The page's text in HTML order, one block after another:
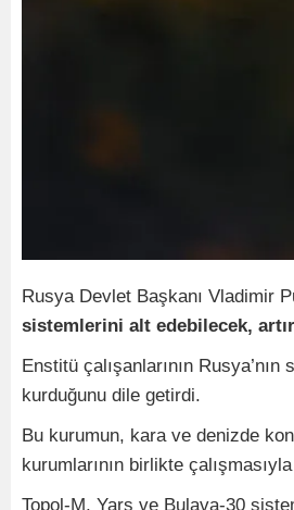
Rusya Devlet Başkanı Vladimir
sistemlerini alt edebilecek,
Enstitü çalışanlarının
kurduğunu dile getirdi.
Bu kurumun, kara ve denizde
kurumlarının birlikte
Topol-M, Yars ve Bulava-30